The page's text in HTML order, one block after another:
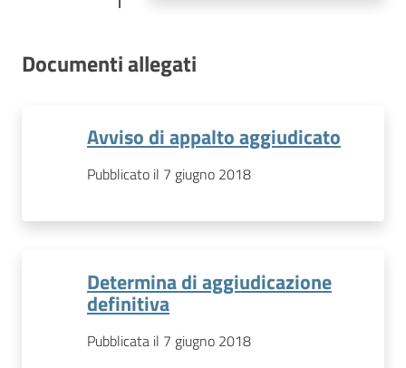
Documenti allegati
Avviso di appalto aggiudicato
Pubblicato il 7 giugno 2018
Determina di aggiudicazione
definitiva
Pubblicata il 7 giugno 2018